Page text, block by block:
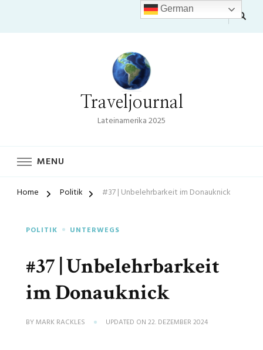
Traveljournal
Lateinamerika 2025
MENU
Home Politik #37 | Unbelehrbarkeit im Donauknick
POLITIK UNTERWEGS
#37 | Unbelehrbarkeit
im Donauknick
BYMARK RACKLES UPDATED ON 22. DEZEMBER 2024
German